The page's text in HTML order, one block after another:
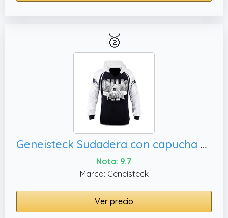
🥈
Geneisteck Sudadera con capucha para mujer, XXL
Nota: 9.7
Marca: Geneisteck
Ver precio